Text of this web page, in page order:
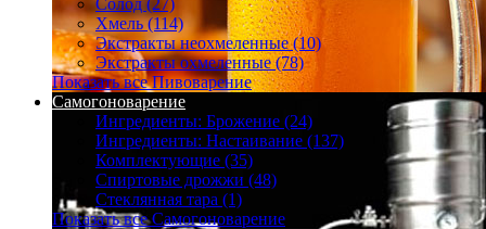
Хмель (114)
Экстракты неохмеленные (10)
Экстракты охмеленные (78)
Показать все Пивоварение
Самогоноварение
Ингредиенты: Брожение (24)
Ингредиенты: Настаивание (137)
Комплектующие (35)
Спиртовые дрожжи (48)
Стеклянная тара (1)
Показать все Самогоноварение